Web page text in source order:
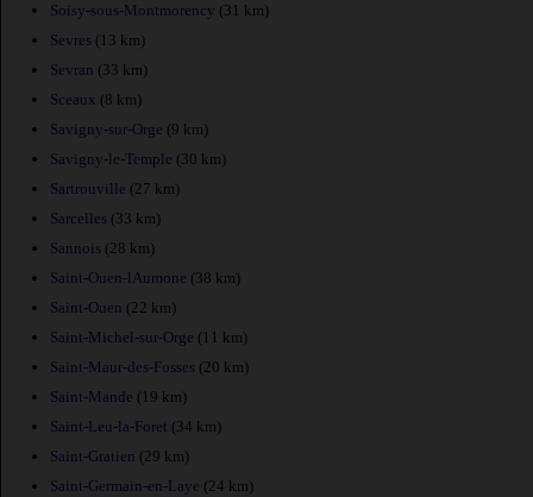
Soisy-sous-Montmorency (31 km)
Sevres (13 km)
Sevran (33 km)
Sceaux (8 km)
Savigny-sur-Orge (9 km)
Savigny-le-Temple (30 km)
Sartrouville (27 km)
Sarcelles (33 km)
Sannois (28 km)
Saint-Ouen-lAumone (38 km)
Saint-Ouen (22 km)
Saint-Michel-sur-Orge (11 km)
Saint-Maur-des-Fosses (20 km)
Saint-Mande (19 km)
Saint-Leu-la-Foret (34 km)
Saint-Gratien (29 km)
Saint-Germain-en-Laye (24 km)